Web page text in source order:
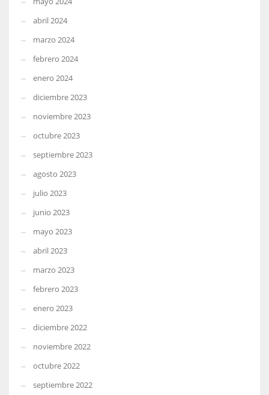
abril 2024
marzo 2024
febrero 2024
enero 2024
diciembre 2023
noviembre 2023
octubre 2023
septiembre 2023
agosto 2023
julio 2023
junio 2023
mayo 2023
abril 2023
marzo 2023
febrero 2023
enero 2023
diciembre 2022
noviembre 2022
octubre 2022
septiembre 2022